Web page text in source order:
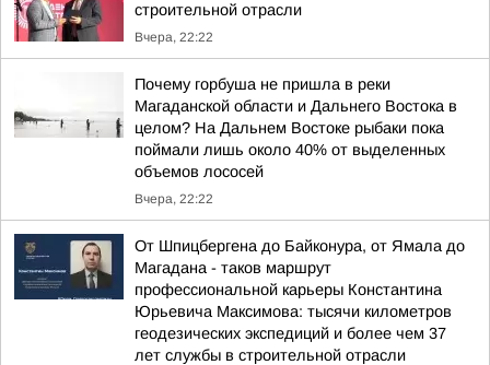
строительной отрасли
Вчера, 22:22
Почему горбуша не пришла в реки
Магаданской области и Дальнего Востока в
целом? На Дальнем Востоке рыбаки пока
поймали лишь около 40% от выделенных
объемов лососей
Вчера, 22:22
От Шпицбергена до Байконура, от Ямала до
Магадана - таков маршрут
профессиональной карьеры Константина
Юрьевича Максимова: тысячи километров
геодезических экспедиций и более чем 37
лет службы в строительной отрасли